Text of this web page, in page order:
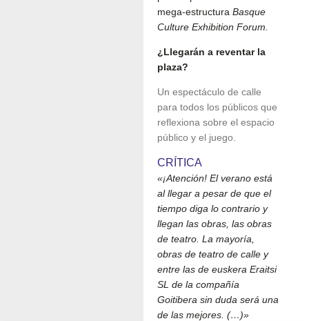
mega-estructura Basque
Culture Exhibition Forum.
¿Llegarán a reventar la
plaza?
Un espectáculo de calle
para todos los públicos que
reflexiona sobre el espacio
público y el juego.
CRÍTICA
«¡Atención! El verano está
al llegar a pesar de que el
tiempo diga lo contrario y
llegan las obras, las obras
de teatro. La mayoría,
obras de teatro de calle y
entre las de euskera Eraitsi
SL de la compañía
Goitibera sin duda será una
de las mejores. (…)»